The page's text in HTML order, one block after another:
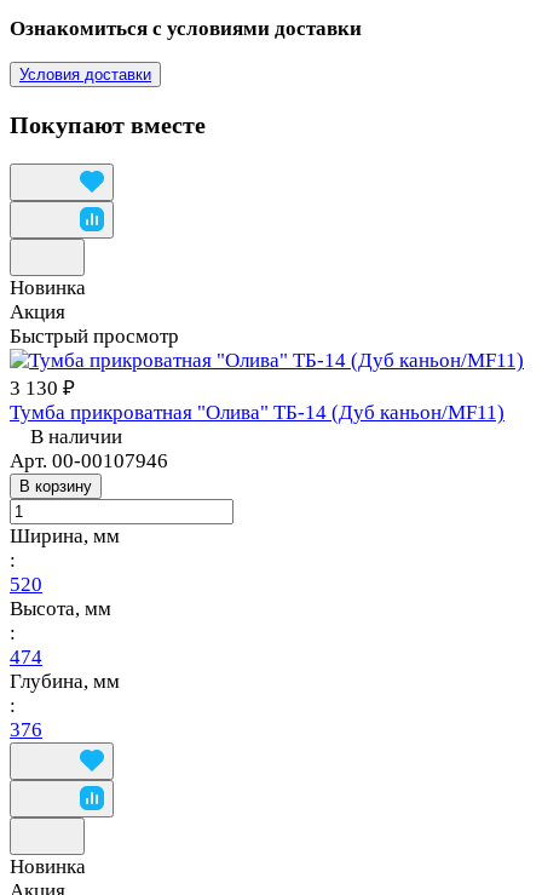
Ознакомиться с условиями доставки
Условия доставки
Покупают вместе
Новинка
Акция
Быстрый просмотр
3 130 ₽
Тумба прикроватная "Олива" ТБ-14 (Дуб каньон/MF11)
В наличии
Арт. 00-00107946
В корзину
Ширина, мм
:
520
Высота, мм
:
474
Глубина, мм
:
376
Новинка